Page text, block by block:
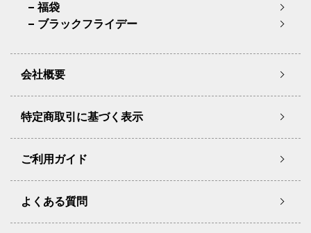
福袋
ブラックフライデー
会社概要
特定商取引に基づく表示
ご利用ガイド
よくある質問